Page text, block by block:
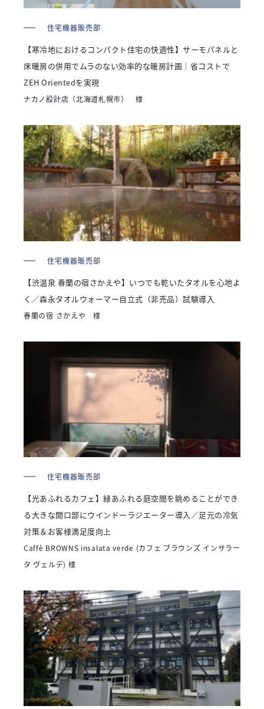
住宅機器販売部
【寒冷地におけるコンパクト住宅の快適性】サーモパネルと
床暖房の併用でムラのない効率的な暖房計画｜省コストで
ZEH Orientedを実現
ナカノ設計店（北海道札幌市） 様
住宅機器販売部
【渋温泉 春蘭の宿さかえや】いつでも乾いたタオルを心地よ
く／森永タオルウォーマー自立式（非売品）試験導入
春蘭の宿 さかえや 様
住宅機器販売部
【光あふれるカフェ】緑あふれる庭空間を眺めることができ
る大きな開口部にウインドーラジエーター導入／足元の冷気
対策＆お客様満足度向上
Caffè BROWNS insalata verde (カフェ ブラウンズ インサラー
タ ヴェルデ) 様